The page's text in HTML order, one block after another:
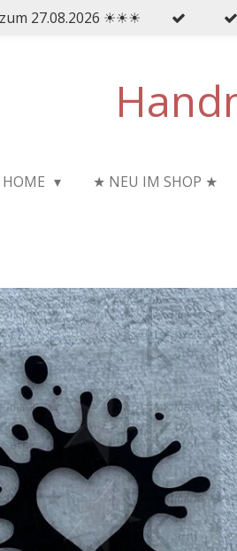
27.08.2026 ☀☀☀
HOME ★ NEU IM SHOP ★